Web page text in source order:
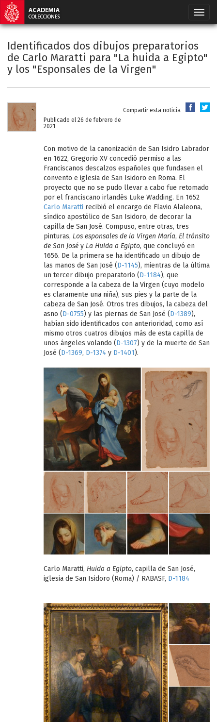
Identificados dos dibujos preparatorios
de Carlo Maratti para "La huida a Egipto"
y los "Esponsales de la Virgen"
Compartir esta noticia
Publicado el 26 de febrero de
2021
Con motivo de la canonización de San Isidro Labrador
en 1622, Gregorio XV concedió permiso a las
Franciscanos descalzos españoles que fundasen el
convento e iglesia de San Isidoro en Roma. El
proyecto que no se pudo llevar a cabo fue retomado
por el franciscano irlandés Luke Wadding. En 1652
Carlo Maratti recibió el encargo de Flavio Alaleona,
síndico apostólico de San Isidoro, de decorar la
capilla de San José. Compuso, entre otras, tres
pinturas, Los esponsales de la Virgen María, El tránsito
de San Joséy La Huida a Egipto, que concluyó en
1656. De la primera se ha identificado un dibujo de
las manos de San José (D-1145), mientras de la última
un tercer dibujo preparatorio (D-1184), que
corresponde a la cabeza de la Virgen (cuyo modelo
es claramente una niña), sus pies y la parte de la
cabeza de San José. Otros tres dibujos, la cabeza del
asno (D-0755) y las piernas de San José (D-1389),
habían sido identificados con anterioridad, como así
mismo otros cuatros dibujos más de esta capilla de
unos ángeles volando (D-1307) y de la muerte de San
José (D-1369, D-1374 y D-1401).
Carlo Maratti, Huida a Egipto, capilla de San José,
iglesia de San Isidoro (Roma) / RABASF, D-1184